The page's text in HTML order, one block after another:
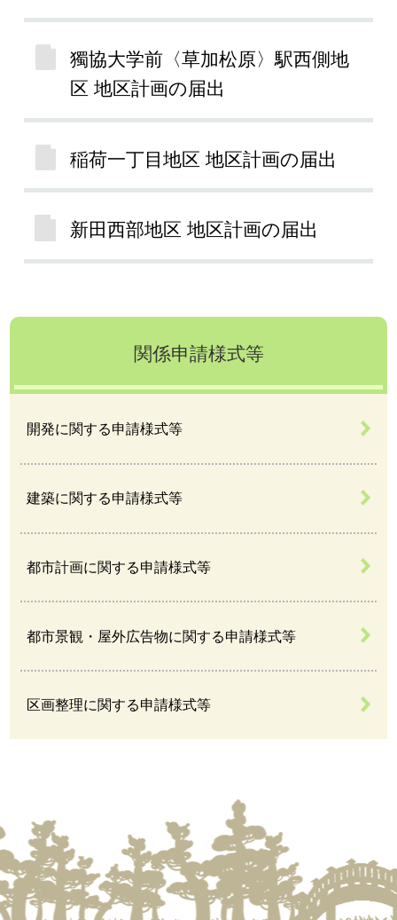
獨協大学前〈草加松原〉駅西側地
区 地区計画の届出
稲荷一丁目地区 地区計画の届出
新田西部地区 地区計画の届出
関係申請様式等
開発に関する申請様式等
建築に関する申請様式等
都市計画に関する申請様式等
都市景観・屋外広告物に関する申請様式等
区画整理に関する申請様式等